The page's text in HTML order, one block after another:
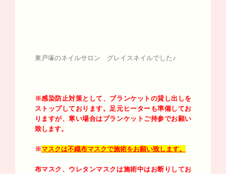
東戸塚のネイルサロン グレイスネイルでした♪
※感染防止対策として、ブランケットの貸し出しを
ストップしております。足元ヒーターも準備してお
りますが、寒い場合はブランケットご持参でお願い
致します。
※マスクは不織布マスクで施術をお願い致します。
布マスク、ウレタンマスクは施術中はお断りしてお